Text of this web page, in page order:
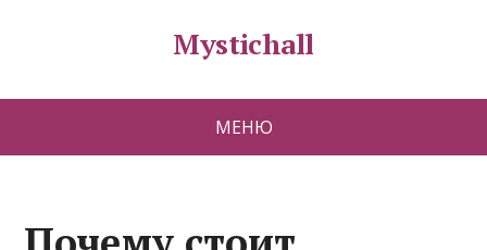
Mystichall
МЕНЮ